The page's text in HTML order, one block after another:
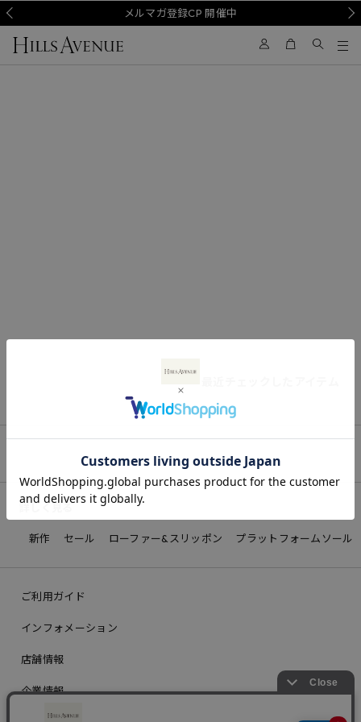
メルマガ登録CP 開催中
新作 セール ローファー&スリッポン プラットフォームソール
ご利用ガイド
インフォメーション
店舗情報
企業情報